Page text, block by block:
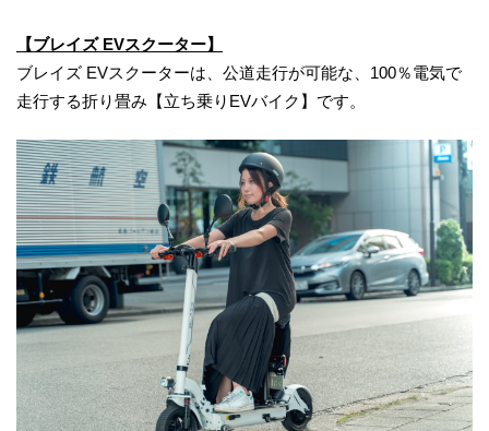
【ブレイズ EVスクーター】
ブレイズ EVスクーターは、公道走行が可能な、100％電気で
走行する折り畳み【立ち乗りEVバイク】です。